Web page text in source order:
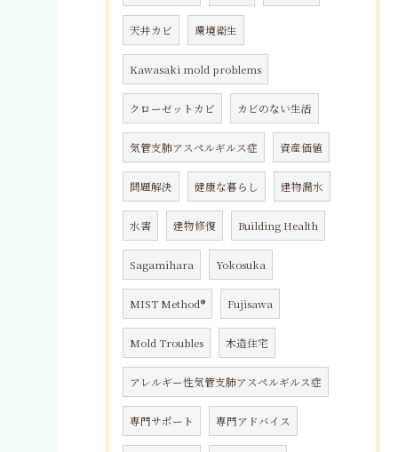
天井カビ 環境衛生
Kawasaki mold problems
クローゼットカビ カビのない生活
気管支肺アスペルギルス症 資産価値
問題解決 健康な暮らし 建物漏水
水害 建物修復 Building Health
Sagamihara Yokosuka
MIST Method® Fujisawa
Mold Troubles 木造住宅
アレルギー性気管支肺アスペルギルス症
専門サポート 専門アドバイス